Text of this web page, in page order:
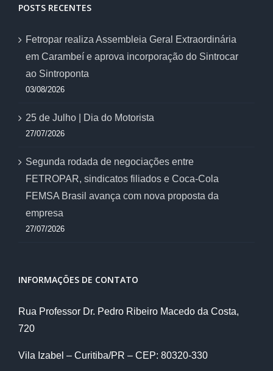
POSTS RECENTES
Fetropar realiza Assembleia Geral Extraordinária
em Carambeí e aprova incorporação do Sintrocar
ao Sintroponta
03/08/2026
25 de Julho | Dia do Motorista
27/07/2026
Segunda rodada de negociações entre
FETROPAR, sindicatos filiados e Coca-Cola
FEMSA Brasil avança com nova proposta da
empresa
27/07/2026
INFORMAÇÕES DE CONTATO
Rua Professor Dr. Pedro Ribeiro Macedo da Costa,
720
Vila Izabel – Curitiba/PR – CEP: 80320-330